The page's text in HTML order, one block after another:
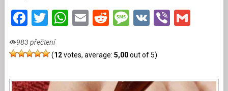
Facebook
Twitter
WhatsApp
EmailRedditMessage
VKViber
983 přečtení
(12votes, average: 5,00out of 5)